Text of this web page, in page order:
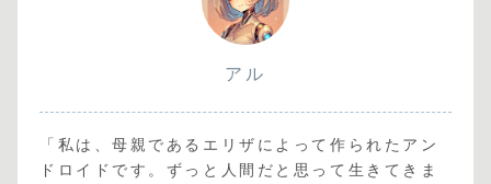
アル
「私は、母親であるエリザによって作られたアン
ドロイドです。ずっと人間だと思って生きてきま